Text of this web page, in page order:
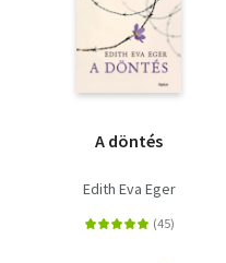
A döntés
Edith Eva Eger